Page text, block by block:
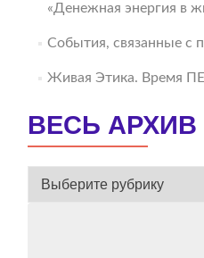
«Денежная энергия в
События, связанные с
Живая Этика. Время
ВЕСЬ АРХИВ
ВЕСЬ